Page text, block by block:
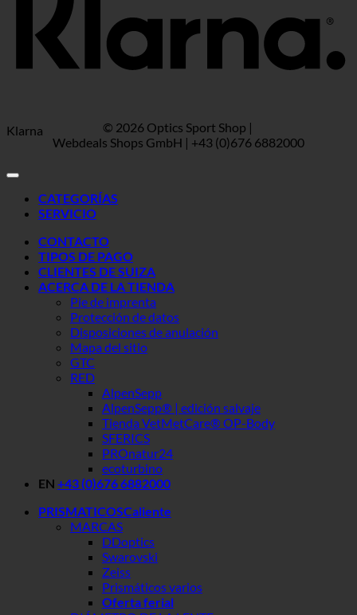
Klarna
© 2026 Optics Sport Shop |
Webdeals Shops GmbH | +43 (0)676 6882000
CATEGORÍAS
SERVICIO
CONTACTO
TIPOS DE PAGO
CLIENTES DE SUIZA
ACERCA DE LA TIENDA
Pie de imprenta
Protección de datos
Disposiciones de anulación
Mapa del sitio
GTC
RED
AlpenSepp
AlpenSepp® | edición salvaje
Tienda VetMetCare® OP-Body
SFERICS
PROnatur24
ecoturbino
EN +43 (0)676 6882000
PRISMATICOS
MARCAS
DDoptics
Swarovski
Zeiss
Prismáticos varios
Oferta ferial